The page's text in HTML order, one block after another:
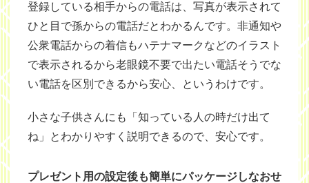
登録している相手からの電話は、写真が表示されて
ひと目で孫からの電話だとわかるんです。非通知や
公衆電話からの着信もハテナマークなどのイラスト
で表示されるから老眼鏡不要で出たい電話そうでな
い電話を区別できるから安心、というわけです。
小さな子供さんにも「知っている人の時だけ出て
ね」とわかりやすく説明できるので、安心です。
プレゼント用の設定後も簡単にパッケージしなおせ